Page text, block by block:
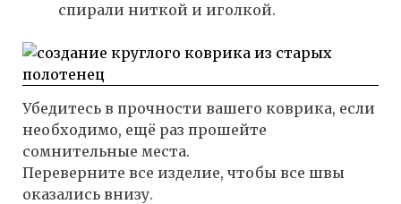
спирали ниткой и иголкой.
Убедитесь в прочности вашего коврика, если
необходимо, ещё раз прошейте
сомнительные места.
Переверните все изделие, чтобы все швы
оказались внизу.